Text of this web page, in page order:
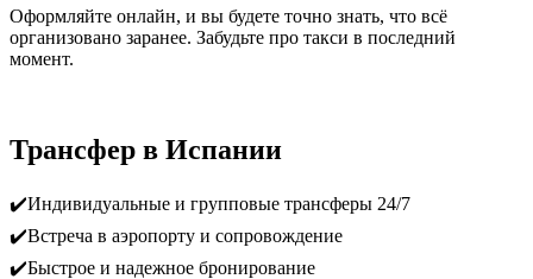
Оформляйте онлайн, и вы будете точно знать, что всё
организовано заранее. Забудьте про такси в последний
момент.
Трансфер в Испании
✔️Индивидуальные и групповые трансферы 24/7
✔️Встреча в аэропорту и сопровождение
✔️Быстрое и надежное бронирование